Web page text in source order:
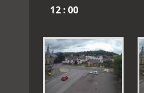
12 : 00